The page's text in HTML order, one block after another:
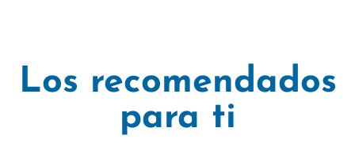
Los recomendados
para ti